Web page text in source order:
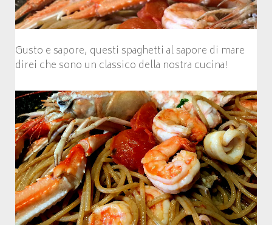
Gusto e sapore, questi spaghetti al sapore di mare
direi che sono un classico della nostra cucina!